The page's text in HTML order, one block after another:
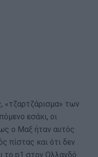
«τζαρτζάρισμα» των
εσάκι, οι
ο Μαξ ήταν αυτός
πίστας και ότι δεν
το p1 στον Ολλανδό.